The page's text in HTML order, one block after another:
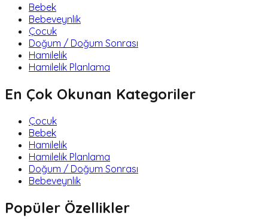
Bebek
Bebeveynlik
Çocuk
Doğum / Doğum Sonrası
Hamilelik
Hamilelik Planlama
En Çok Okunan Kategoriler
Çocuk
Bebek
Hamilelik
Hamilelik Planlama
Doğum / Doğum Sonrası
Bebeveynlik
Popüler Özellikler